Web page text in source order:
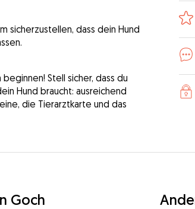
sicherzustellen, dass dein Hund
Stell sicher, dass du
Hund braucht: ausreichend
die Tierarztkarte und das
Goch